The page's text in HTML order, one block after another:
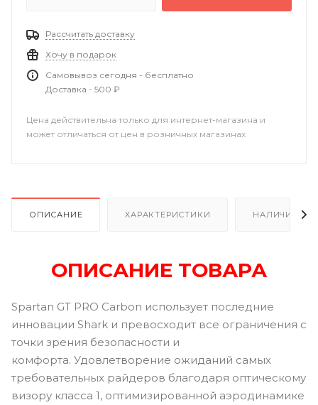
Рассчитать доставку
Хочу в подарок
Самовывоз сегодня - бесплатно
Доставка - 500 ₽
Цена действительна только для интернет-магазина и
может отличаться от цен в розничных магазинах
ОПИСАНИЕ ХАРАКТЕРИСТИКИ НАЛИЧИЕ В
ОПИСАНИЕ ТОВАРА
Spartan GT PRO Carbon использует последние
инновации Shark и превосходит все ограничения с
точки зрения безопасности и
комфорта. Удовлетворение ожиданий самых
требовательных райдеров благодаря оптическому
визору класса 1, оптимизированной аэродинамике